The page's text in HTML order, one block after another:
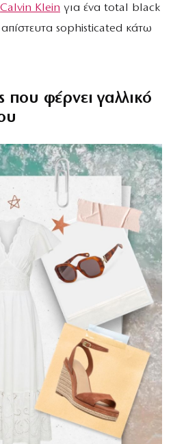
Calvin Klein για ένα total black
απίστευτα sophisticated κάτω
φέρνει γαλλικό